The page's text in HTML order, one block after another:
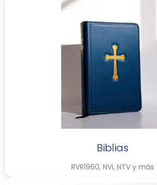
Biblias
RVR1960, NVI, NTV y más